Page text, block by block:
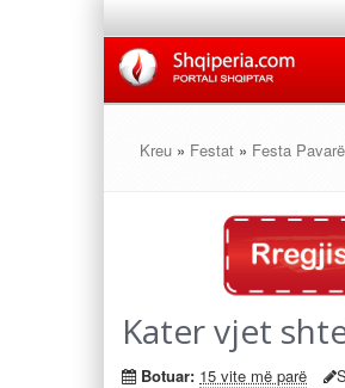
Kreu » Festat » Festa
Kater vjet
Botuar: 15 vite më parë